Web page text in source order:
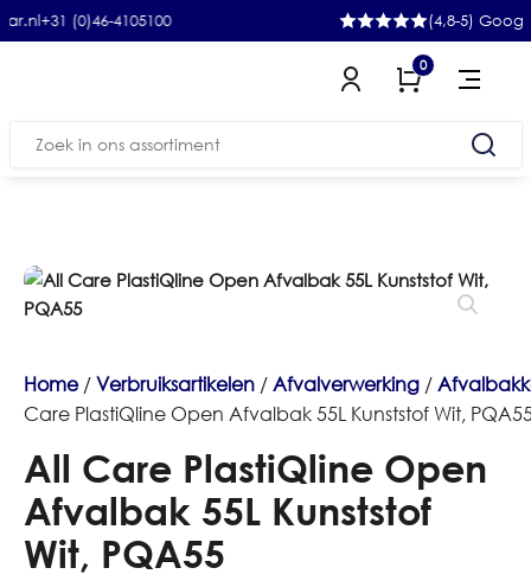
(0)46-4105100 (4,8-5) Google
0
Zoeken
Home/Verbruiksartikelen /Afvalverwerking /
Care PlastiQline Open Afvalbak 55L Kunststof Wit,
All Care PlastiQline Open
Afvalbak 55L Kunststof
Wit, PQA55